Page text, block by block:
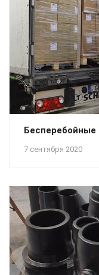
7 сентября 2020
Бесперебойные